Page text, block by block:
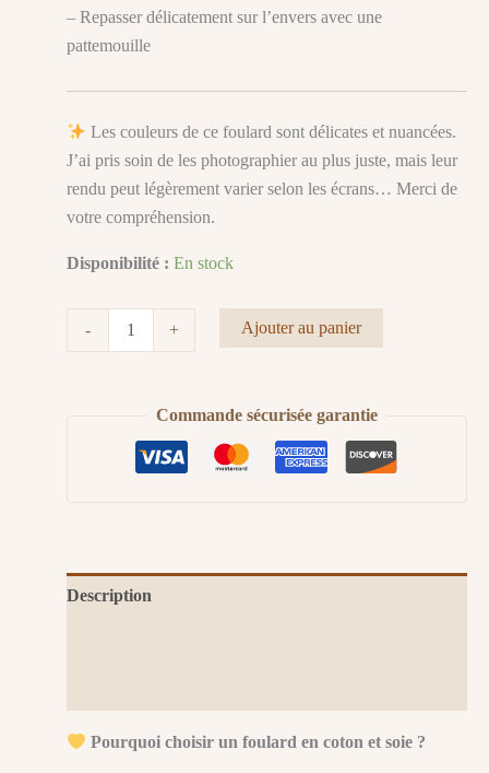
– Repasser délicatement sur l’envers avec une
pattemouille
Les couleurs de ce foulard sont délicates et nuancées.
J’ai pris soin de les photographier au plus juste, mais leur
rendu peut légèrement varier selon les écrans… Merci de
votre compréhension.
Disponibilité : En stock
- + Ajouter au panier
Commande sécurisée garantie
Description
Pourquoi choisir un foulard en coton et soie ?